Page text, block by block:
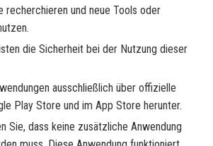
recherchieren und neue Tools oder
die Sicherheit bei der Nutzung dieser
ausschließlich über offizielle
Play Store und im App Store herunter.
Sie, dass keine zusätzliche Anwendung